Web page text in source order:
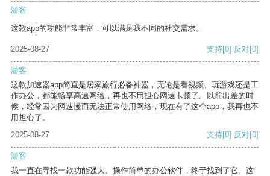
游客
这款app的功能非常丰富，可以满足我不同的社交需求。
2025-08-27 支持[0] 反对[0]
游客
这款加速器app简直是居家旅行必备神器，无论是看视频、玩游戏还是工
作办公，都能畅享高速网络，再也不用担心网速卡顿了。以前出差的时
候，经常因为网速慢而无法正常使用网络，现在有了这个app，我再也不
用担心了。
2025-08-27
支持[0] 反对[0]
游客
我一直在寻找一款功能强大、操作简单的办公软件，终于找到了它。这